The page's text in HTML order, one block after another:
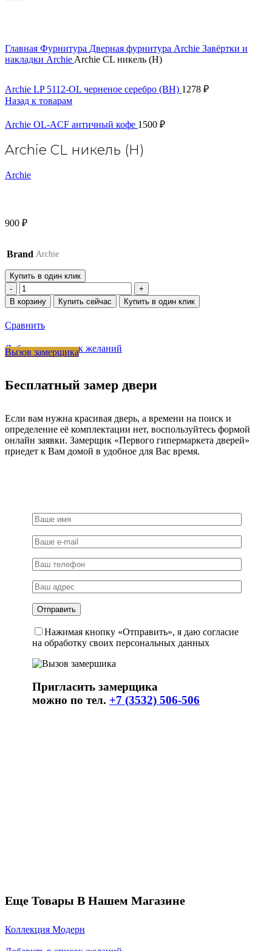
Главная Фурнитура Дверная фурнитура Archie Завёртки и
накладки Archie Archie CL никель (H)
Archie LP 5112-OL черненое серебро (BH) 1278 ₽
Назад к товарам
Archie OL-ACF античный кофе 1500 ₽
Archie CL никель (H)
Archie
900 ₽
Brand Archie
Купить в один клик
Количество
товара
Archie
никель
В корзину Купить сейчас Купить в один клик
Сравнить
Добавить в список желаний
Вызов замерщика
Бесплатный замер двери
Если вам нужна красивая дверь, а времени на поиск и
определение её комплектации нет, воспользуйтесь формой
онлайн заявки. Замерщик «Первого гипермаркета дверей»
приедет к Вам домой в удобное для Вас время.
Нажимая кнопку «Отправить», я даю согласие
на обработку своих персональных данных
Пригласить замерщика
можно по тел. +7 (3532) 506-506
Еще Товары В Нашем Магазине
Коллекция Модерн